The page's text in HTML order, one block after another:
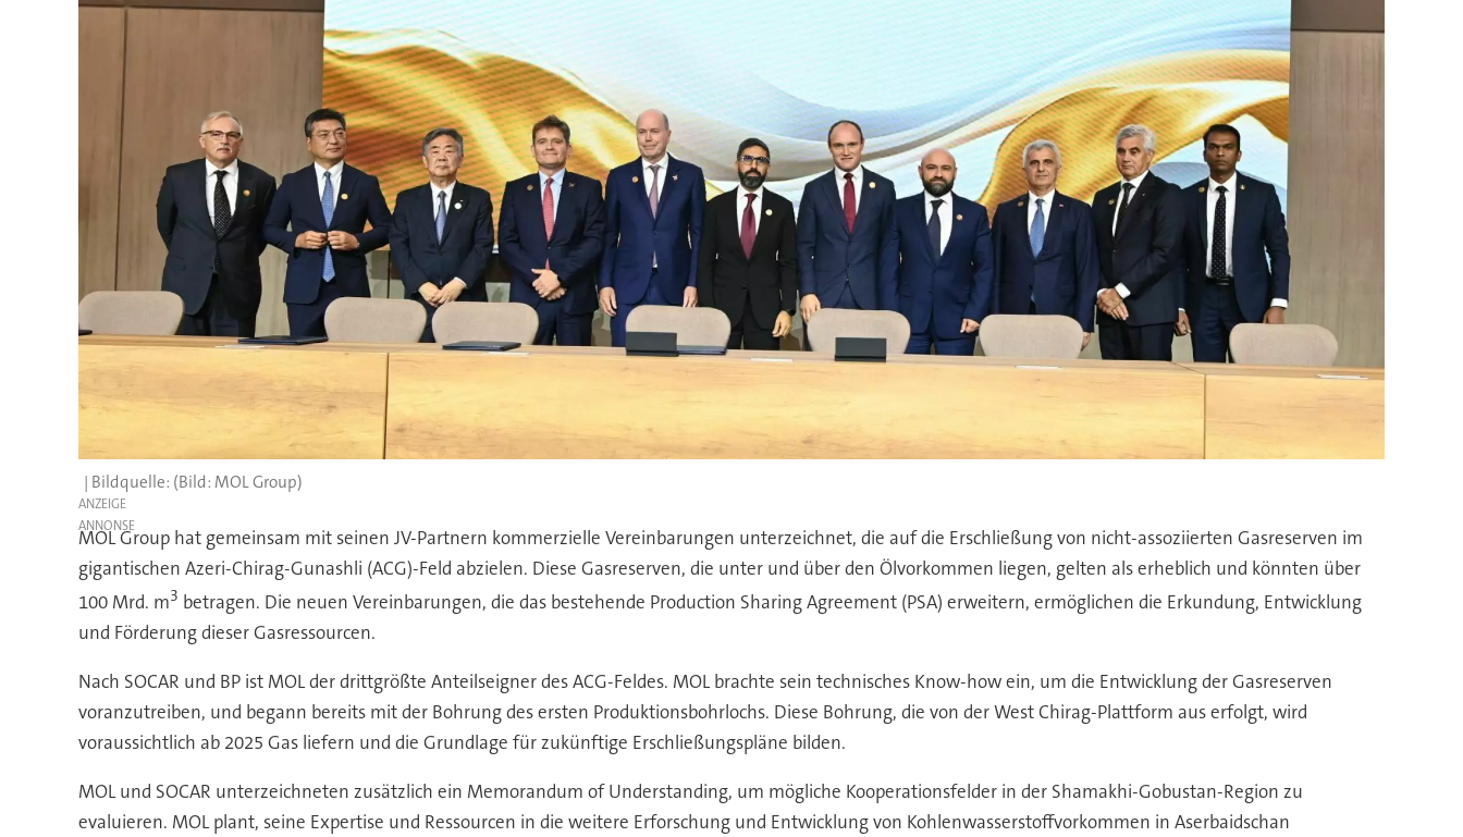
(Bild: MOL Group)
ANZEIGE
MOL Group hat gemeinsam mit seinen JV-Partnern kommerzielle Vereinbarungen unterzeichnet, die auf die Erschließung von nicht-assoziierten Gasreserven im
gigantischen Azeri-Chirag-Gunashli (ACG)-Feld abzielen. Diese Gasreserven, die unter und über den Ölvorkommen liegen, gelten als erheblich und könnten über
100 Mrd. m3 betragen. Die neuen Vereinbarungen, die das bestehende Production Sharing Agreement (PSA) erweitern, ermöglichen die Erkundung, Entwicklung
und Förderung dieser Gasressourcen.
Nach SOCAR und BP ist MOL der drittgrößte Anteilseigner des ACG-Feldes. MOL brachte sein technisches Know-how ein, um die Entwicklung der Gasreserven
voranzutreiben, und begann bereits mit der Bohrung des ersten Produktionsbohrlochs. Diese Bohrung, die von der West Chirag-Plattform aus erfolgt, wird
voraussichtlich ab 2025 Gas liefern und die Grundlage für zukünftige Erschließungspläne bilden.
MOL und SOCAR unterzeichneten zusätzlich ein Memorandum of Understanding, um mögliche Kooperationsfelder in der Shamakhi-Gobustan-Region zu
evaluieren. MOL plant, seine Expertise und Ressourcen in die weitere Erforschung und Entwicklung von Kohlenwasserstoffvorkommen in Aserbaidschan